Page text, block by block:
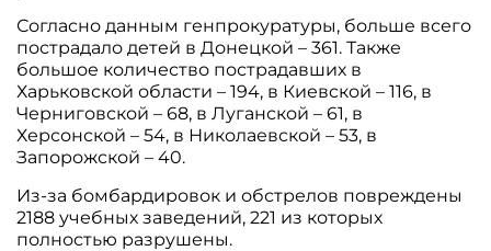
Согласно данным генпрокуратуры, больше всего
пострадало детей в Донецкой – 361. Также
большое количество пострадавших в
Харьковской области – 194, в Киевской – 116, в
Черниговской – 68, в Луганской – 61, в
Херсонской – 54, в Николаевской – 53, в
Запорожской – 40.
Из-за бомбардировок и обстрелов повреждены
2188 учебных заведений, 221 из которых
полностью разрушены.